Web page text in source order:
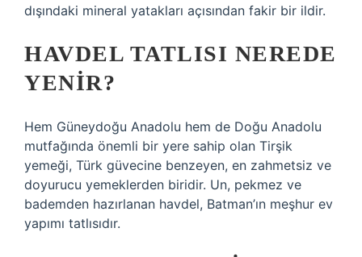
dışındaki mineral yatakları açısından fakir bir ildir.
HAVDEL TATLISI NEREDE
YENIR?
Hem Güneydoğu Anadolu hem de Doğu Anadolu
mutfağında önemli bir yere sahip olan Tirşik
yemeği, Türk güvecine benzeyen, en zahmetsiz ve
doyurucu yemeklerden biridir. Un, pekmez ve
bademden hazırlanan havdel, Batman’ın meşhur ev
yapımı tatlısıdır.